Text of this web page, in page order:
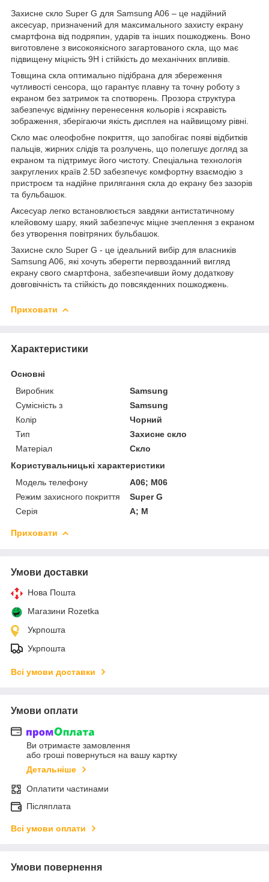
Захисне скло Super G для Samsung A06 – це надійний
аксесуар, призначений для максимального захисту екрану
смартфона від подряпин, ударів та інших пошкоджень. Воно
виготовлене з високоякісного загартованого скла, що має
підвищену міцність 9Н і стійкість до механічних впливів.
Товщина скла оптимально підібрана для збереження
чутливості сенсора, що гарантує плавну та точну роботу з
екраном без затримок та спотворень. Прозора структура
забезпечує відмінну перенесення кольорів і яскравість
зображення, зберігаючи якість дисплея на найвищому рівні.
Скло має олеофобне покриття, що запобігає появі відбитків
пальців, жирних слідів та розлучень, що полегшує догляд за
екраном та підтримує його чистоту. Спеціальна технологія
закруглених країв 2.5D забезпечує комфортну взаємодію з
пристроєм та надійне прилягання скла до екрану без зазорів
та бульбашок.
Аксесуар легко встановлюється завдяки антистатичному
клейовому шару, який забезпечує міцне зчеплення з екраном
без утворення повітряних бульбашок.
Захисне скло Super G - це ідеальний вибір для власників
Samsung A06, які хочуть зберегти первозданний вигляд
екрану свого смартфона, забезпечивши йому додаткову
довговічність та стійкість до повсякденних пошкоджень.
Приховати
Характеристики
Основні
Виробник
Samsung
Сумісність з
Samsung
Колір
Чорний
Тип
Захисне скло
Матеріал
Скло
Користувальницькі характеристики
Модель телефону
A06; M06
Режим захисного покриття
Super G
Серія
A; M
Приховати
Умови доставки
Нова Пошта
Магазини Rozetka
Укрпошта
Укрпошта
Всі умови доставки
Умови оплати
Ви отримаєте замовлення
або гроші повернуться на вашу картку
Детальніше
Оплатити частинами
Післяплата
Всі умови оплати
Умови повернення